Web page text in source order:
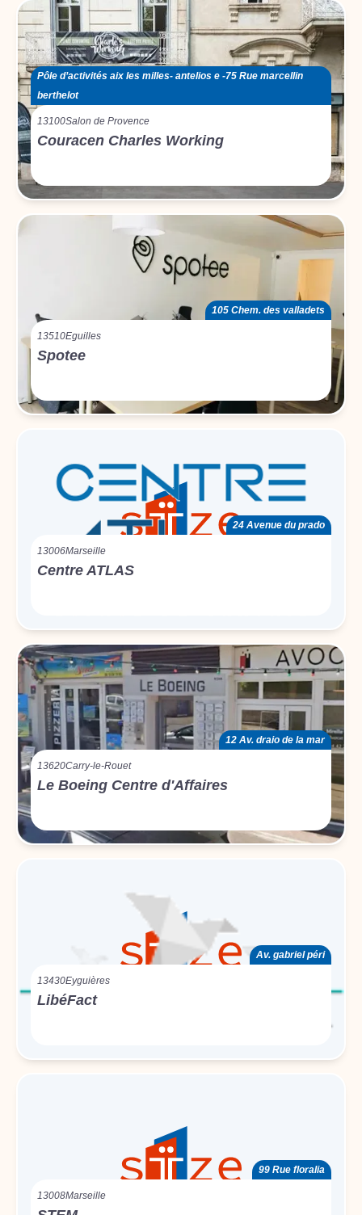
Pôle d’activités aix les milles- antelios e -75 Rue marcellin
berthelot
13100Salon de Provence
Couracen Charles Working
105 Chem. des valladets
13510Eguilles
Spotee
24 Avenue du prado
13006Marseille
Centre ATLAS
12 Av. draio de la mar
13620Carry-le-Rouet
Le Boeing Centre d'Affaires
Av. gabriel péri
13430Eyguières
LibéFact
99 Rue floralia
13008Marseille